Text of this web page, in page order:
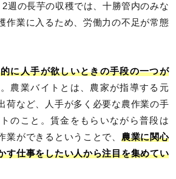
週の長芋の収穫では、十勝管内のみな
作業に入るため、労働力の不足が常態
に人手が欲しいときの手段の一つが
農業バイトとは、農家が指導する元
荷など、人手が多く必要な農作業の手
のこと。賃金をもらいながら普段は
業ができるということで、 農業に関心
す仕事をしたい人から注目を集めてい